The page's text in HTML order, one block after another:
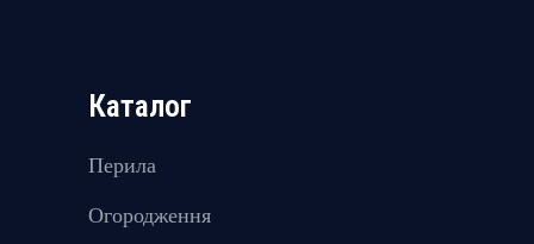
Каталог
Перила
Огородження